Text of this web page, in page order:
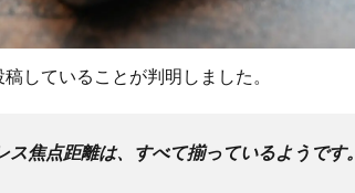
していることが判明しました。
焦点距離は、すべて揃っているようです。